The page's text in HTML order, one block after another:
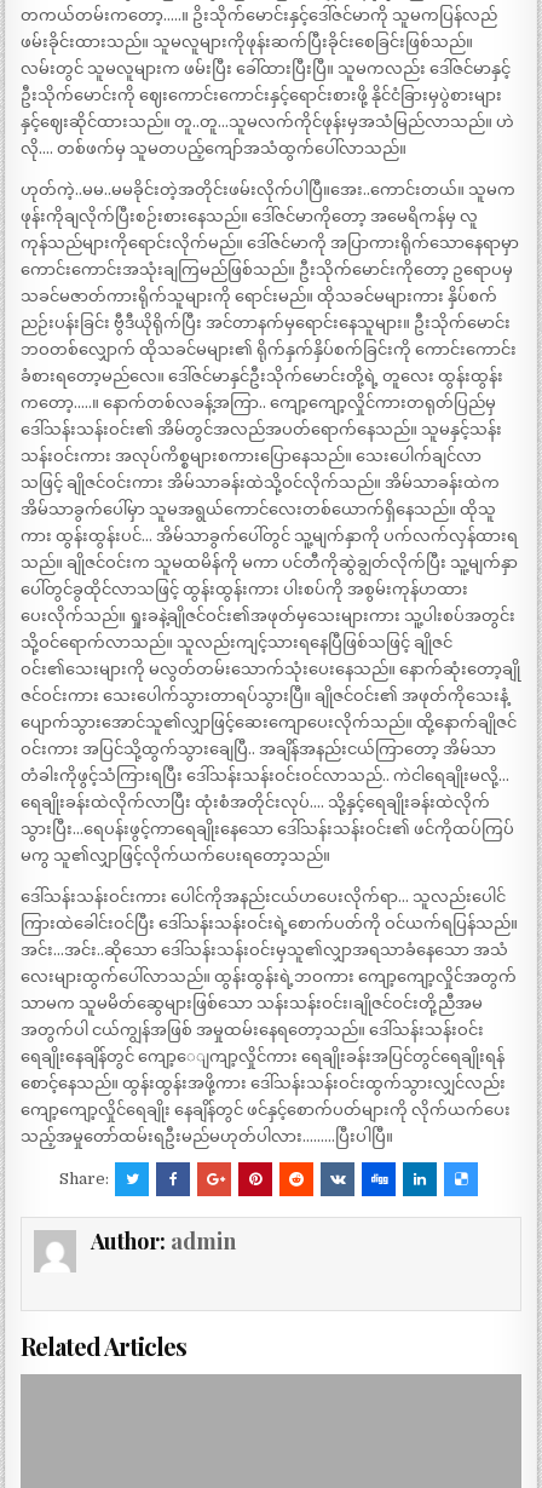
တကယ်တမ်းကတော့…..။ ဥိးသိုက်မောင်းနှင့်ဒေါ်ဇင်မာကို သူမကပြန်လည်
ဖမ်းခိုင်းထားသည်။ သူမလူများကိုဖုန်းဆက်ပြီးခိုင်းစေခြင်းဖြစ်သည်။
လမ်းတွင် သူမလူများက ဖမ်းပြီး ခေါ်ထားပြီးပြီ။ သူမကလည်း ဒေါ်ဇင်မာနှင့်
ဦးသိုက်မောင်းကို ဈေးကောင်းကောင်းနှင့်ရောင်းစားဖို့ နိုင်ငံခြားမှပွဲစားများ
နှင့်ဈေးဆိုင်ထားသည်။ တူ..တူ…သူမလက်ကိုင်ဖုန်းမှအသံမြည်လာသည်။ ဟဲ
လို…. တစ်ဖက်မှ သူမတပည့်ကျော်အသံထွက်ပေါ်လာသည်။
ဟုတ်ကဲ့..မမ..မမခိုင်းတဲ့အတိုင်းဖမ်းလိုက်ပါပြီ။အေး..ကောင်းတယ်။ သူမက
ဖုန်းကိုချလိုက်ပြီးစဉ်းစားနေသည်။ ဒေါ်ဇင်မာကိုတော့ အမေရိကန်မှ လူ
ကုန်သည်များကိုရောင်းလိုက်မည်။ ဒေါ်ဇင်မာကို အပြာကားရိုက်သောနေရာမှာ
ကောင်းကောင်းအသုံးချကြမည်ဖြစ်သည်။ ဦးသိုက်မောင်းကိုတော့ ဥရောပမှ
သခင်မဇာတ်ကားရိုက်သူများကို ရောင်းမည်။ ထိုသခင်မများကား နှိပ်စက်
ညဉ်းပန်းခြင်း ဗွီဒီယိုရိုက်ပြီး အင်တာနက်မှရောင်းနေသူများ။ ဦးသိုက်မောင်း
ဘဝတစ်လျှောက် ထိုသခင်မများ၏ ရိုက်နှက်နှိပ်စက်ခြင်းကို ကောင်းကောင်း
ခံစားရတော့မည်လေ။ ဒေါ်ဇင်မာနှင်ဦးသိုက်မောင်းတို့ရဲ့ တူလေး ထွန်းထွန်း
ကတော့…..။ နောက်တစ်လခန့်အကြာ.. ကျော့ကျော့လှိုင်ကားတရုတ်ပြည်မှ
ဒေါ်သန်းသန်းဝင်း၏ အိမ်တွင်အလည်အပတ်ရောက်နေသည်။ သူမနှင့်သန်း
သန်းဝင်းကား အလုပ်ကိစ္စများစကားပြောနေသည်။ သေးပေါက်ချင်လာ
သဖြင့် ချိုဇင်ဝင်းကား အိမ်သာခန်းထဲသို့ဝင်လိုက်သည်။ အိမ်သာခန်းထဲက
အိမ်သာခွက်ပေါ်မှာ သူမအရွယ်ကောင်လေးတစ်ယောက်ရှိနေသည်။ ထိုသူ
ကား ထွန်းထွန်းပင်… အိမ်သာခွက်ပေါ်တွင် သူ့မျက်နှာကို ပက်လက်လှန်ထားရ
သည်။ ချိုဇင်ဝင်းက သူမထမိန်ကို မကာ ပင်တီကိုဆွဲချွတ်လိုက်ပြီး သူ့မျက်နှာ
ပေါ်တွင်ခွထိုင်လာသဖြင့် ထွန်းထွန်းကား ပါးစပ်ကို အစွမ်းကုန်ဟထား
ပေးလိုက်သည်။ ရှုးခနဲ့ချိုဇင်ဝင်း၏အဖုတ်မှသေးများကား သူ့ပါးစပ်အတွင်း
သို့ဝင်ရောက်လာသည်။ သူလည်းကျင့်သားရနေပြီဖြစ်သဖြင့် ချိုဇင်
ဝင်း၏သေးများကို မလွတ်တမ်းသောက်သုံးပေးနေသည်။ နောက်ဆုံးတော့ချို
ဇင်ဝင်းကား သေးပေါက်သွားတာရပ်သွားပြီ။ ချိုဇင်ဝင်း၏ အဖုတ်ကိုသေးနံ့
ပျောက်သွားအောင်သူ၏လျှာဖြင့်ဆေးကျောပေးလိုက်သည်။ ထို့နောက်ချိုဇင်
ဝင်းကား အပြင်သို့ထွက်သွားချေပြီ.. အချိန်အနည်းငယ်ကြာတော့ အိမ်သာ
တံခါးကိုဖွင့်သံကြားရပြီး ဒေါ်သန်းသန်းဝင်းဝင်လာသည်.. ကဲငါရေချိုးမလို့…
ရေချိုးခန်းထဲလိုက်လာပြီး ထုံးစံအတိုင်းလုပ်…. သို့နှင့်ရေချိုးခန်းထဲလိုက်
သွားပြီး…ရေပန်းဖွင့်ကာရေချိုးနေသော ဒေါ်သန်းသန်းဝင်း၏ ဖင်ကိုထပ်ကြပ်
မကွ သူ၏လျှာဖြင့်လိုက်ယက်ပေးရတော့သည်။
ဒေါ်သန်းသန်းဝင်းကား ပေါင်ကိုအနည်းငယ်ဟပေးလိုက်ရာ… သူလည်းပေါင်
ကြားထဲခေါင်းဝင်ပြီး ဒေါ်သန်းသန်းဝင်းရဲ့စောက်ပတ်ကို ဝင်ယက်ရပြန်သည်။
အင်း…အင်း..ဆိုသော ဒေါ်သန်းသန်းဝင်းမှသူ၏လျှာအရသာခံနေသော အသံ
လေးများထွက်ပေါ်လာသည်။ ထွန်းထွန်းရဲ့ဘဝကား ကျော့ကျော့လှိုင်အတွက်
သာမက သူမမိတ်ဆွေများဖြစ်သော သန်းသန်းဝင်း၊ချိုဇင်ဝင်းတို့ညီအမ
အတွက်ပါ ငယ်ကျွန်အဖြစ် အမှုထမ်းနေရတော့သည်။ ဒေါ်သန်းသန်းဝင်း
ရေချိုးနေချိန်တွင် ကျော့ေျကျာ့လှိုင်ကား ရေချိုးခန်းအပြင်တွင်ရေချိုးရန်
စောင့်နေသည်။ ထွန်းထွန်းအဖို့ကား ဒေါ်သန်းသန်းဝင်းထွက်သွားလျှင်လည်း
ကျော့ကျော့လှိုင်ရေချိုး နေချိန်တွင် ဖင်နှင့်စောက်ပတ်များကို လိုက်ယက်ပေး
သည့်အမှုတော်ထမ်းရဦးမည်မဟုတ်ပါလား………ပြီးပါပြီ။
Share:
Author: admin
Related Articles